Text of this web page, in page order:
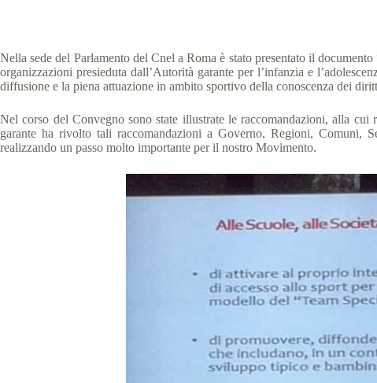
Nella sede del Parlamento del Cnel a Roma è stato presentato il
organizzazioni presieduta dall’Autorità garante per l’infanzia e
diffusione e la piena attuazione in ambito sportivo della conoscenza dei
Nel corso del Convegno sono state illustrate le raccomandazioni, alla
garante ha rivolto tali raccomandazioni a Governo, Regioni, Comuni,
realizzando un passo molto importante per il nostro Movimento.